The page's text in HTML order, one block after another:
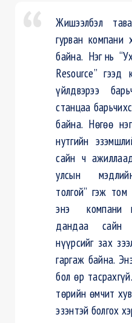
Жишээлбэл
гурван компани
байна. Нэг нь
Resource” гээд
үйлдвэрээ
станцаа
байна. Нөгөө
нутгийн
сайн ч
улсын
толгой” гэж
энэ компани
дандаа сайн
нүүрсийг зах
гаргаж байна.
бол өр
төрийн өмчит
эзэнтэй болгох